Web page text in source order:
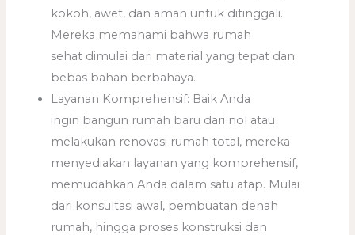
kokoh, awet, dan aman untuk ditinggali.
Mereka memahami bahwa rumah
sehat dimulai dari material yang tepat dan
bebas bahan berbahaya.
Layanan Komprehensif: Baik Anda
ingin bangun rumah baru dari nol atau
melakukan renovasi rumah total, mereka
menyediakan layanan yang komprehensif,
memudahkan Anda dalam satu atap. Mulai
dari konsultasi awal, pembuatan denah
rumah, hingga proses konstruksi dan